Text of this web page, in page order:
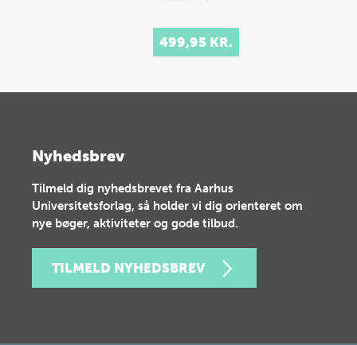
499,95 KR.
Nyhedsbrev
Tilmeld dig nyhedsbrevet fra Aarhus
Universitetsforlag, så holder vi dig orienteret om
nye bøger, aktiviteter og gode tilbud.
TILMELD NYHEDSBREV